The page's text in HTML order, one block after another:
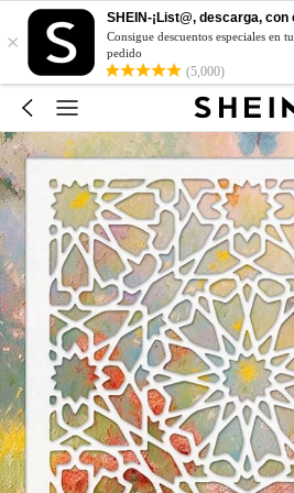
×
SHEIN-¡List@, descarga, con
Consigue descuentos especiales en
pedido
(5,000)